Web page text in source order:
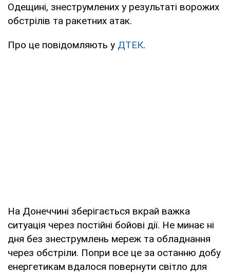
Одещині, знеструмлених у результаті ворожих
обстрілів та ракетних атак.
Про це повідомляють у ДТЕК.
На Донеччині зберігається вкрай важка
ситуація через постійні бойові дії. Не минає ні
дня без знеструмлень мереж та обладнання
через обстріли. Попри все це за останню добу
енергетикам вдалося повернути світло для